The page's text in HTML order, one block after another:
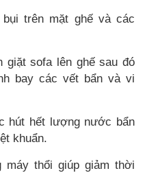
trên mặt ghế và các
giặt sofalên ghế sau đó
bay các vết bẩn và vi
hút hết lượng nước bẩn
khuẩn.
máy thổi giúp giảm thời